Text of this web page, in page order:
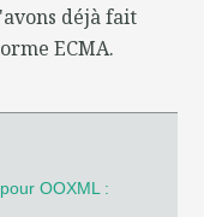
déjà fait
ECMA.
OOXML :